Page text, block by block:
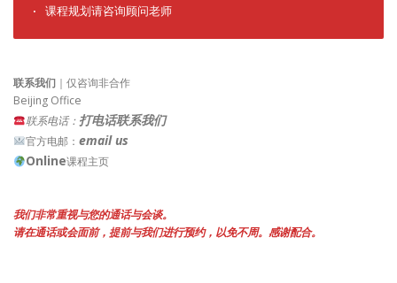
· 课程规划请咨询顾问老师
联系我们 ｜仅咨询非合作
Beijing Office
联系电话： 打电话联系我们
官方电邮： email us
Online课程主页
我们非常重视与您的通话与会谈。
请在通话或会面前，提前与我们进行预约，以免不周。感谢配合。